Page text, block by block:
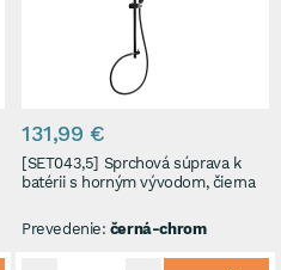
131,99 €
[SET043,5] Sprchová súprava k
batérii s horným vývodom, čierna
Prevedenie: černá-chrom